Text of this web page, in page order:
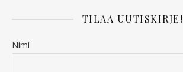
TILAA UUTISKIRJE!
Nimi